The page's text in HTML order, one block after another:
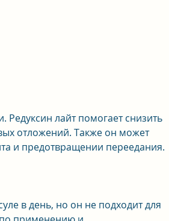
отложений. Также он может
и предотвращении переедания.
в день, но он не подходит для